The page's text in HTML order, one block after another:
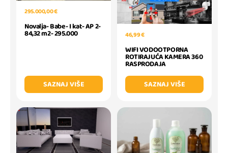
295.000,00 €
Novalja- Babe- I kat- AP 2-
84,32 m2- 295.000
SAZNAJ VIŠE
46,99 €
WIFI VODOOTPORNA
ROTIRAJUĆA KAMERA 360
RASPRODAJA
SAZNAJ VIŠE